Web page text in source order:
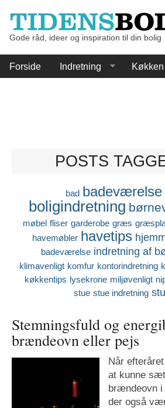
Gode råd, ideer og inspiration til din bolig
Forside Indretning Køkken
POSTS
bad badeværelse
boligindretning
møbel fliser garderobe græs
havemøbler havetips
badeværelse indretning af
klimavenligt komfur kontorindretning
køkkentips lysekrone miljøvenligt
stue stue indretning
Stemningsfuld og
brændeovn eller pejs
Når
at kunne
brændeovn i
der også